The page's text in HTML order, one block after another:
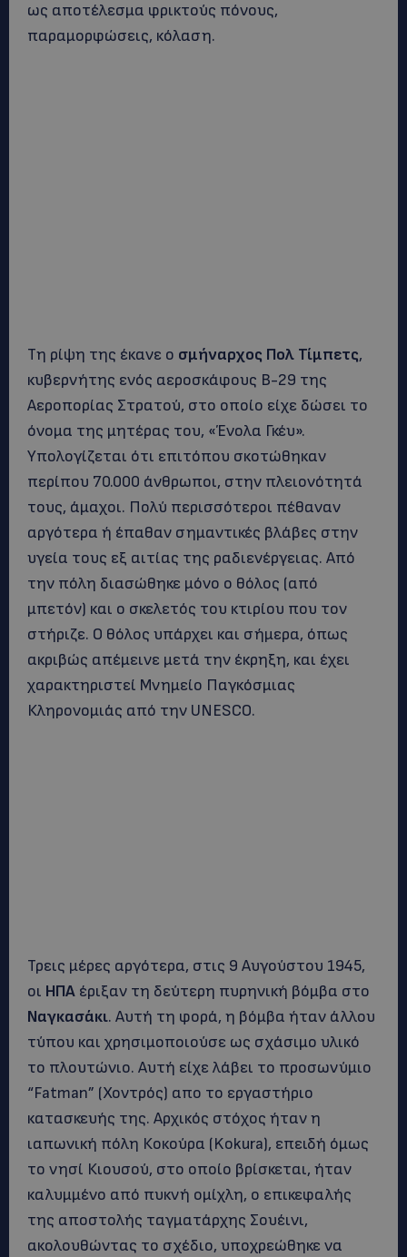
ως αποτέλεσμα φρικτούς πόνους,
παραμορφώσεις, κόλαση.
Τη ρίψη της έκανε ο σμήναρχος Πολ Τίμπετς,
κυβερνήτης ενός αεροσκάφους Β-29 της
Αεροπορίας Στρατού, στο οποίο είχε δώσει το
όνομα της μητέρας του, «Ένολα Γκέυ».
Υπολογίζεται ότι επιτόπου σκοτώθηκαν
περίπου 70.000 άνθρωποι, στην πλειονότητά
τους, άμαχοι. Πολύ περισσότεροι πέθαναν
αργότερα ή έπαθαν σημαντικές βλάβες στην
υγεία τους εξ αιτίας της ραδιενέργειας. Από
την πόλη διασώθηκε μόνο ο θόλος (από
μπετόν) και ο σκελετός του κτιρίου που τον
στήριζε. Ο θόλος υπάρχει και σήμερα, όπως
ακριβώς απέμεινε μετά την έκρηξη, και έχει
χαρακτηριστεί Μνημείο Παγκόσμιας
Κληρονομιάς από την UNESCO.
Τρεις μέρες αργότερα, στις 9 Αυγούστου 1945,
οι ΗΠΑ έριξαν τη δεύτερη πυρηνική βόμβα στο
Ναγκασάκι. Αυτή τη φορά, η βόμβα ήταν άλλου
τύπου και χρησιμοποιούσε ως σχάσιμο υλικό
το πλουτώνιο. Αυτή είχε λάβει το προσωνύμιο
“Fatman” (Χοντρός) απο το εργαστήριο
κατασκευής της. Αρχικός στόχος ήταν η
ιαπωνική πόλη Κοκούρα (Kokura), επειδή όμως
το νησί Κιουσού, στο οποίο βρίσκεται, ήταν
καλυμμένο από πυκνή ομίχλη, ο επικεφαλής
της αποστολής ταγματάρχης Σουέινι,
ακολουθώντας το σχέδιο, υποχρεώθηκε να